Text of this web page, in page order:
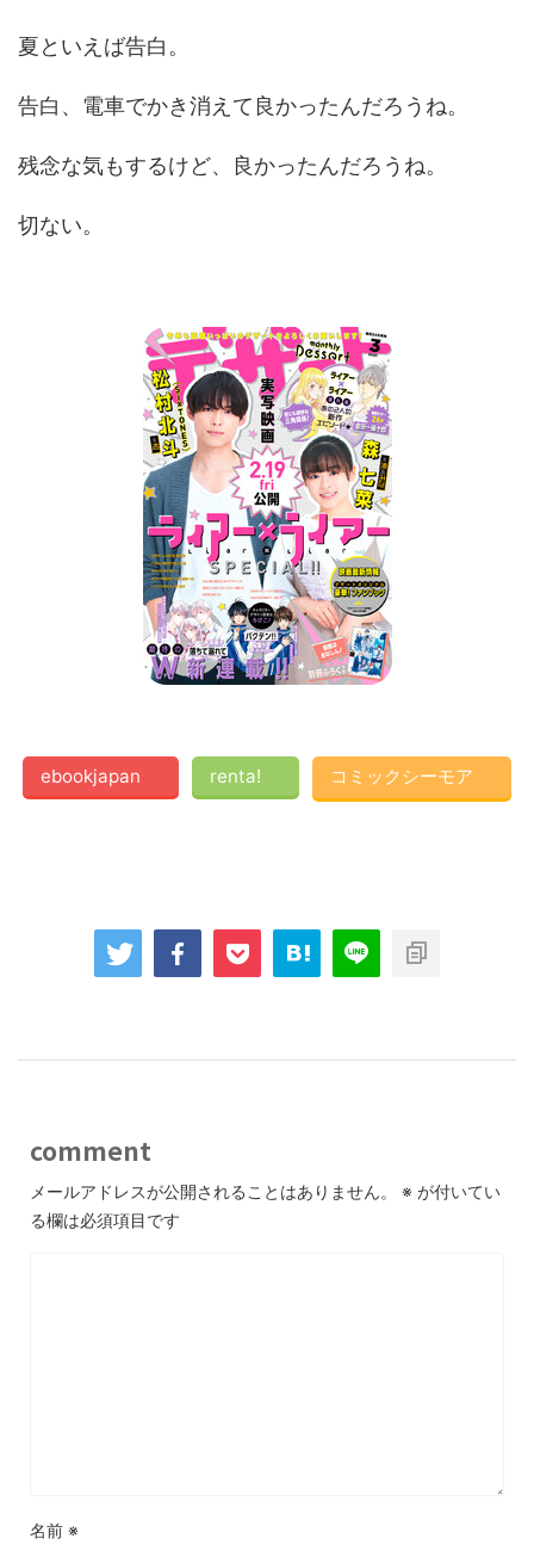
夏といえば告白。
告白、電車でかき消えて良かったんだろうね。
残念な気もするけど、良かったんだろうね。
切ない。
ebookjapan renta! コミックシーモア
comment
メールアドレスが公開されることはありません。 ※ が付いてい
る欄は必須項目です
名前 ※